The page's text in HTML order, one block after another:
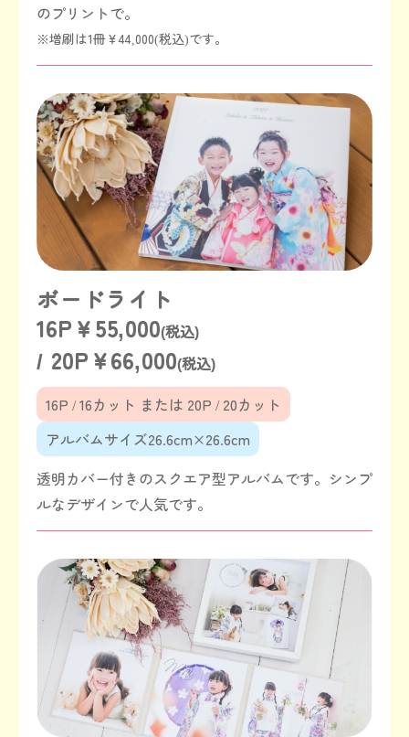
のプリントで。
※増刷は1冊￥44,000(税込)です。
ボードライト
16P￥55,000(税込)
/ 20P￥66,000(税込)
16P / 16カット または 20P / 20カット
アルバムサイズ26.6cm×26.6cm
透明カバー付きのスクエア型アルバムです。シンプ
ルなデザインで人気です。